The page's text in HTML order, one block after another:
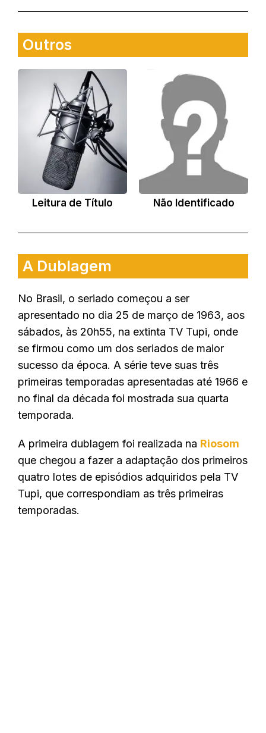
Outros
Leitura de Título Não Identificado
A Dublagem
No Brasil, o seriado começou a ser
apresentado no dia 25 de março de 1963, aos
sábados, às 20h55, na extinta TV Tupi, onde
se firmou como um dos seriados de maior
sucesso da época. A série teve suas três
primeiras temporadas apresentadas até 1966 e
no final da década foi mostrada sua quarta
temporada.
A primeira dublagem foi realizada na Riosom
que chegou a fazer a adaptação dos primeiros
quatro lotes de episódios adquiridos pela TV
Tupi, que correspondiam as três primeiras
temporadas.